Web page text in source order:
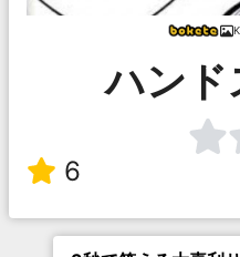
ハンド
6